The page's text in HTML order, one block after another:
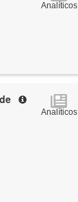
Analíticos
Analíticos